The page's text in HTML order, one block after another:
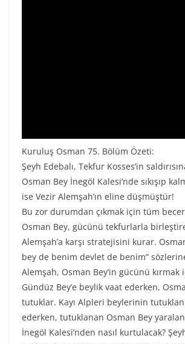
Kuruluş Osman 75. Bölüm Özeti:
Şeyh Edebalı, Tekfur Kosses’in
Osman Bey İnegöl Kalesi’nde sıkışıp
ise Vezir Alemşah’ın eline düşmüştür!
Bu zor durumdan çıkmak için tüm
Osman Bey, gücünü tekfurlarla
Alemşah’a karşı stratejisini kurar.
bey de benim devlet de benim”
Alemşah, Osman Bey’in gücünü kırmak
Gündüz Bey’e beylik vaat ederken,
tutuklar. Kayı Alpleri beylerinin
ederken, tutuklanan Osman Bey
İnegöl Kalesi’nden nasıl kurtulacak?